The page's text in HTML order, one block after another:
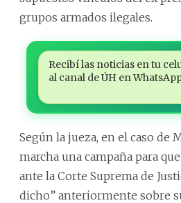
grupos armados ilegales.
Recibí las noticias en tu
al canal de ÚH en
Según la jueza, en el caso de
marcha una campaña para
ante la Corte Suprema de
dicho” anteriormente sobre